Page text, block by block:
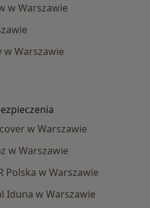
w Warszawie
Warszawie
w Warszawie
w Warszawie
Polska w Warszawie
Iduna w Warszawie